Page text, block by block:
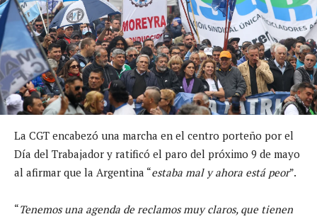
La CGT encabezó una marcha en el centro porteño por el
Día del Trabajador y ratificó el paro del próximo 9 de mayo
al afirmar que la Argentina “estaba mal y ahora está peor”.
“Tenemos una agenda de reclamos muy claros, que tienen